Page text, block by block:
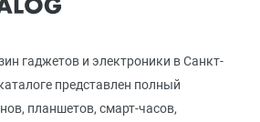
гаджетов и электроники в Санкт-
представлен полный
планшетов, смарт-часов,